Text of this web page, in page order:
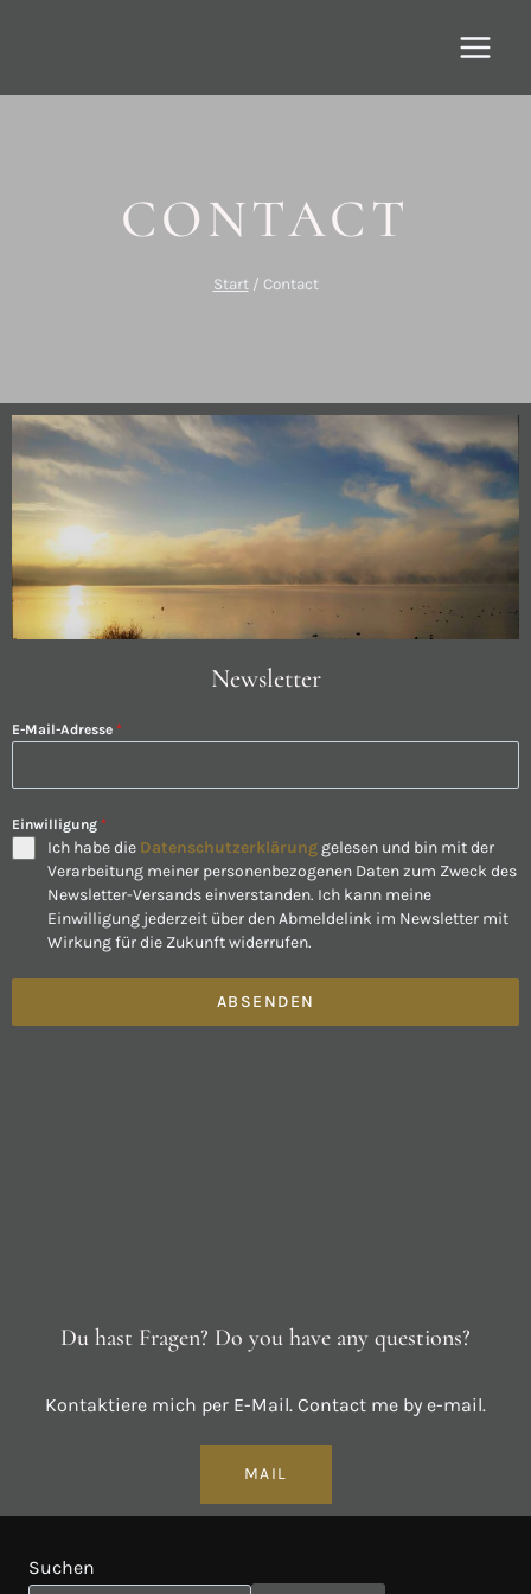
CONTACT
Start / Contact
Newsletter
E-Mail-Adresse *
Einwilligung *
Ich habe die Datenschutzerklärung gelesen und bin mit der
Verarbeitung meiner personenbezogenen Daten zum Zweck des
Newsletter-Versands einverstanden. Ich kann meine
Einwilligung jederzeit über den Abmeldelink im Newsletter mit
Wirkung für die Zukunft widerrufen.
ABSENDEN
Du hast Fragen? Do you have any questions?
Kontaktiere mich per E-Mail. Contact me by e-mail.
MAIL
Suchen